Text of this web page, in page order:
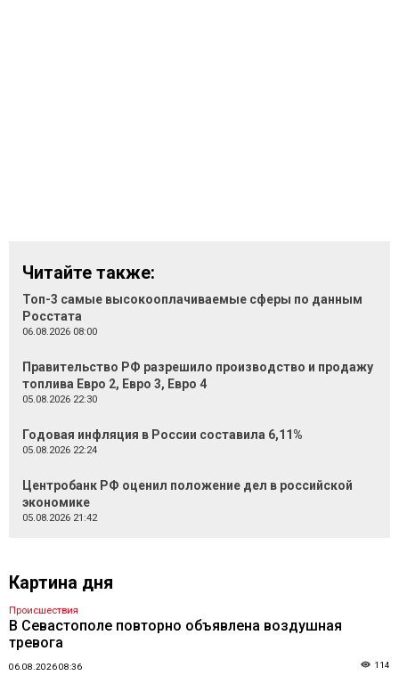
Читайте также:
Топ-3 самые высокооплачиваемые сферы по данным
Росстата
06.08.2026 08:00
Правительство РФ разрешило производство и продажу
топлива Евро 2, Евро 3, Евро 4
05.08.2026 22:30
Годовая инфляция в России составила 6,11%
05.08.2026 22:24
Центробанк РФ оценил положение дел в российской
экономике
05.08.2026 21:42
Картина дня
Происшествия
В Севастополе повторно объявлена воздушная
тревога
06.08.2026 08:36 114